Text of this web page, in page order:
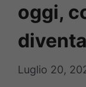
oggi,
Luglio 20,